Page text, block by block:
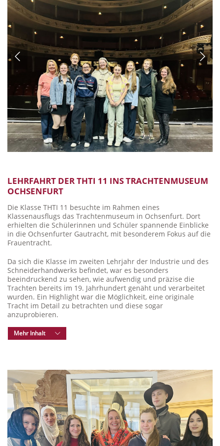
LEHRFAHRT DER THTI 11 INS TRACHTENMUSEUM
OCHSENFURT
Die Klasse THTI 11 besuchte im Rahmen eines
Klassenausflugs das Trachtenmuseum in Ochsenfurt. Dort
erhielten die Schülerinnen und Schüler spannende Einblicke
in die Ochsenfurter Gautracht, mit besonderem Fokus auf die
Frauentracht.
Da sich die Klasse im zweiten Lehrjahr der Industrie und des
Schneiderhandwerks befindet, war es besonders
beeindruckend zu sehen, wie aufwendig und präzise die
Trachten bereits im 19. Jahrhundert genäht und verarbeitet
wurden. Ein Highlight war die Möglichkeit, eine originale
Tracht im Detail zu betrachten und diese sogar
anzuprobieren.
Mehr Inhalt